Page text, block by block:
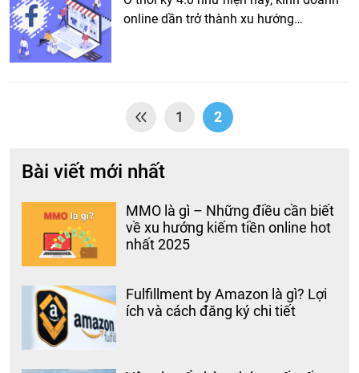
online dần trở thành xu hướng…
1 2
Bài viết mới nhất
MMO là gì – Những điều cần biết
về xu hướng kiếm tiền online hot
nhất 2025
Fulfillment by Amazon là gì? Lợi
ích và cách đăng ký chi tiết